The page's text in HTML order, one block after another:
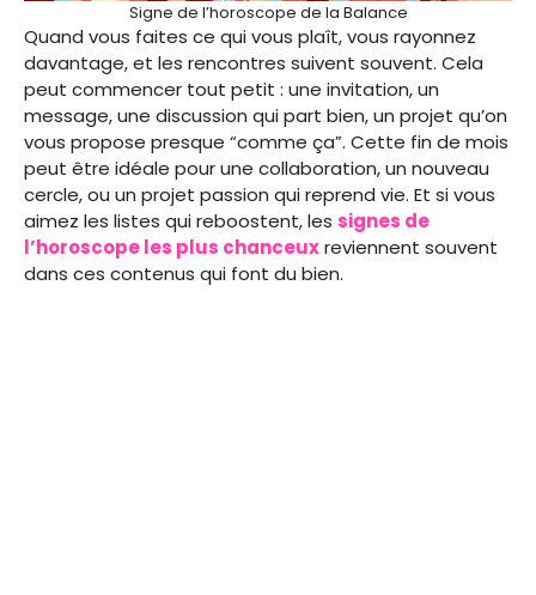
Signe de l’horoscope de la Balance
Quand vous faites ce qui vous plaît, vous rayonnez
davantage, et les rencontres suivent souvent. Cela
peut commencer tout petit : une invitation, un
message, une discussion qui part bien, un projet qu’on
vous propose presque “comme ça”. Cette fin de mois
peut être idéale pour une collaboration, un nouveau
cercle, ou un projet passion qui reprend vie. Et si vous
aimez les listes qui reboostent, les signes de
l’horoscope les plus chanceuxreviennent souvent
dans ces contenus qui font du bien.